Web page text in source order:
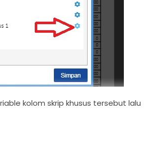
kolom skrip khusus tersebut lalu